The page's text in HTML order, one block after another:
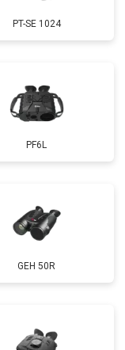
PT-SE 1024
PF6L
GEH 50R